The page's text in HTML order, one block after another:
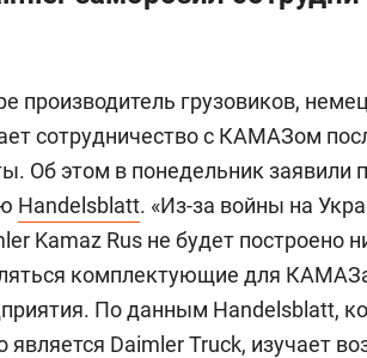
производитель грузовиков,
сотрудничество с КАМАЗом
Об этом в понедельник заявили
Handelsblatt. «Из-за войны на
Kamaz Rus не будет построено
комплектующие для
По данным Handelsblatt,
является Daimler Truck, изучает